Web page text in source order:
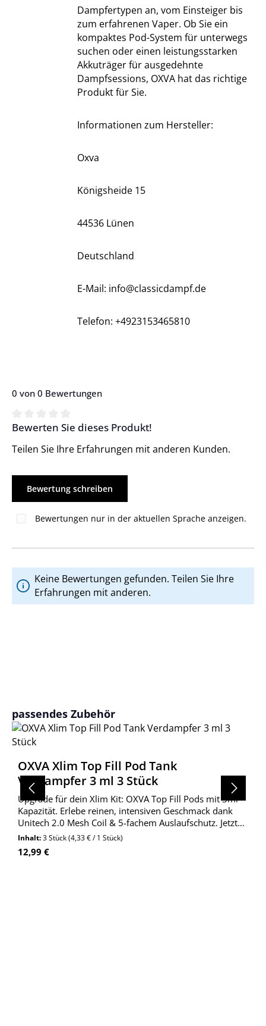
Dampfertypen an, vom Einsteiger bis
zum erfahrenen Vaper. Ob Sie ein
kompaktes Pod-System für unterwegs
suchen oder einen leistungsstarken
Akkuträger für ausgedehnte
Dampfsessions, OXVA hat das richtige
Produkt für Sie.
Informationen zum Hersteller:
Oxva
Königsheide 15
44536 Lünen
Deutschland
E-Mail: info@classicdampf.de
Telefon: +4923153465810
0 von 0 Bewertungen
Durchschnittliche Bewertung von 0 von 5 Sternen
Bewerten Sie dieses Produkt!
Teilen Sie Ihre Erfahrungen mit anderen Kunden.
Bewertung schreiben
Bewertungen nur in der aktuellen Sprache anzeigen.
Keine Bewertungen gefunden. Teilen Sie Ihre
Erfahrungen mit anderen.
Produktgalerie überspringen
passendes Zubehör
OXVA Xlim Top Fill Pod Tank
Verdampfer 3 ml 3 Stück
Upgrade für dein Xlim Kit: OXVA Top Fill Pods mit 3ml
Kapazität. Erlebe reinen, intensiven Geschmack dank
Unitech 2.0 Mesh Coil & 5-fachem Auslaufschutz. Jetzt
kaufen!
Inhalt:3 Stück(4,33 € / 1 Stück)
Regulärer Preis:
12,99 €